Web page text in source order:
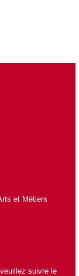
et Métiers
suivre le